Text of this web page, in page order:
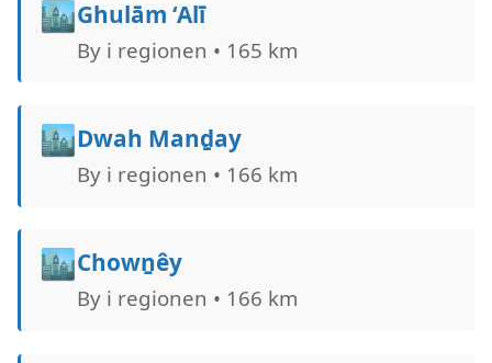
🏙️Ghulām ‘Alī
By i regionen • 165 km
🏙️Dwah Manḏay
By i regionen • 166 km
🏙️Chowṉêy
By i regionen • 166 km